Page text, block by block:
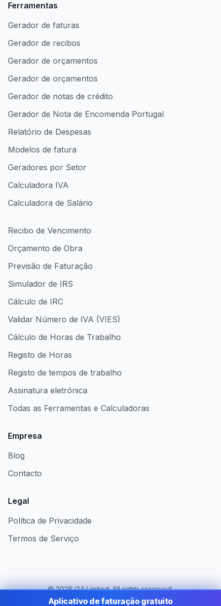
Ferramentas
Gerador de faturas
Gerador de recibos
Gerador de orçamentos
Gerador de orçamentos
Gerador de notas de crédito
Gerador de Nota de Encomenda Portugal
Relatório de Despesas
Modelos de fatura
Geradores por Setor
Calculadora IVA
Calculadora de Salário
Recibo de Vencimento
Orçamento de Obra
Previsão de Faturação
Simulador de IRS
Cálculo de IRC
Validar Número de IVA (VIES)
Cálculo de Horas de Trabalho
Registo de Horas
Registo de tempos de trabalho
Assinatura eletrónica
Todas as Ferramentas e Calculadoras
Empresa
Blog
Contacto
Legal
Política de Privacidade
Termos de Serviço
©2026i24 Limited. All rights reserved.
Ao serviço das empresas em Portugal
Aplicativo de faturação gratuito